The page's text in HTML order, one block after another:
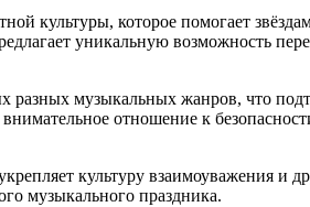
культуры, которое помогает
уникальную возможность
музыкальных жанров, что
отношение к
культуру взаимоуважения и
музыкального праздника.